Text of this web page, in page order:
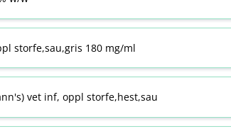
storfe,sau,gris 180 mg/ml
vet inf, oppl storfe,hest,sau